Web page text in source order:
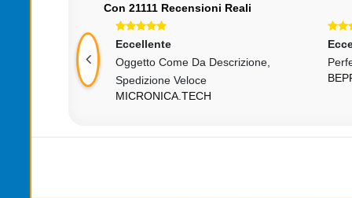
Con 21111 Recensioni Reali
Eccellente
Oggetto Come Da Descrizione,
Spedizione Veloce
MICRONICA.TECH